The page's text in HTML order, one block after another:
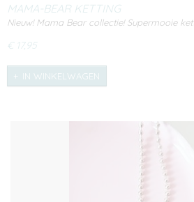
MAMA-BEAR KETTING
Nieuw! Mama Bear collectie! Supermooie
€ 17,95
IN WINKELWAGEN